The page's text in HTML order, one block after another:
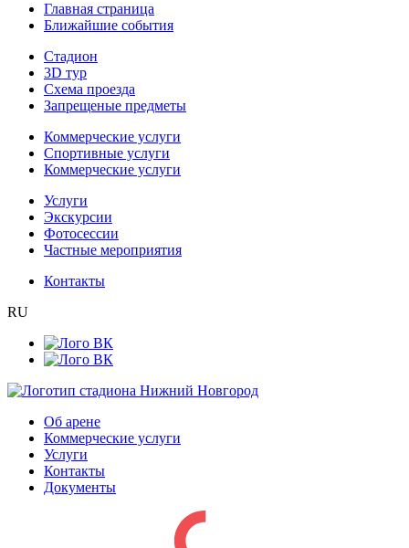
Главная страница
Ближайшие события
Стадион
3D тур
Схема проезда
Запрещеные предметы
Коммерческие услуги
Спортивные услуги
Коммерческие услуги
Услуги
Экскурсии
Фотосессии
Частные мероприятия
Контакты
RU
Об арене
Коммерческие услуги
Услуги
Контакты
Документы